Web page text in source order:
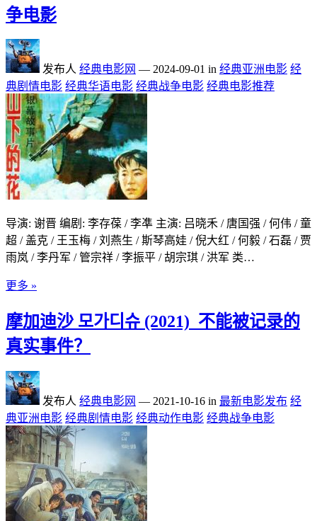
争电影
发布人 经典电影网 — 2024-09-01 in 经典亚洲电影 经
典剧情电影 经典华语电影 经典战争电影 经典电影推荐
导演: 谢晋 编剧: 李存葆 / 李凖 主演: 吕晓禾 / 唐国强 / 何伟 / 童
超 / 盖克 / 王玉梅 / 刘燕生 / 斯琴高娃 / 倪大红 / 何毅 / 石磊 / 贾
雨岚 / 李丹军 / 管宗祥 / 李振平 / 胡宗琪 / 洪军 类…
更多 »
摩加迪沙 모가디슈 (2021)_不能被记录的
真实事件？
发布人 经典电影网 — 2021-10-16 in 最新电影发布 经
典亚洲电影 经典剧情电影 经典动作电影 经典战争电影